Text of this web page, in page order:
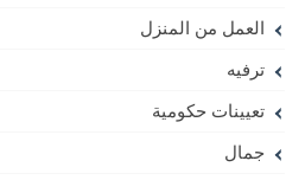
العمل من المنزل
ترفيه
تعيينات حكومية
جمال